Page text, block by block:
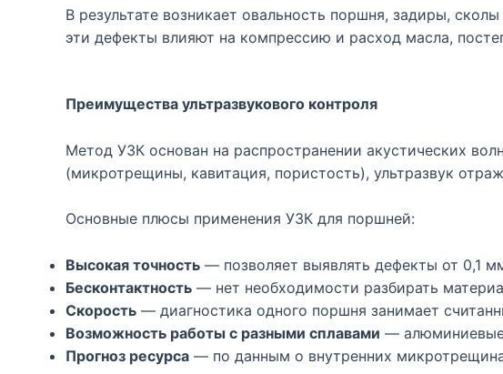
В результате возникает овальность поршня, задиры,
эти дефекты влияют на компрессию и расход масла,
Преимущества ультразвукового контроля
Метод УЗК основан на распространении акустических
(микротрещины, кавитация, пористость), ультразвук
Основные плюсы применения УЗК для поршней:
Высокая точность — позволяет выявлять дефекты от 0,1
Бесконтактность — нет необходимости разбирать
Скорость — диагностика одного поршня занимает
Возможность работы с разными сплавами —
Прогноз ресурса — по данным о внутренних